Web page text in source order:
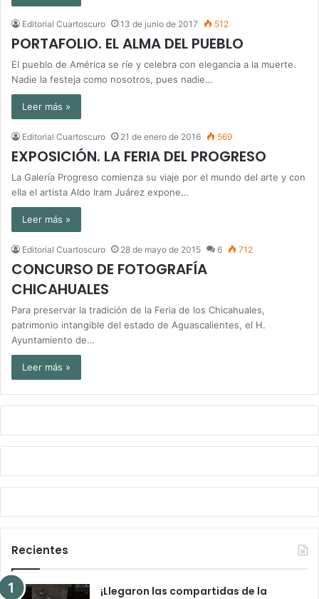
Editorial Cuartoscuro 13 de junio de 2017 512
PORTAFOLIO. EL ALMA DEL PUEBLO
El pueblo de América se ríe y celebra con elegancia a la muerte.
Nadie la festeja como nosotros, pues nadie…
Leer más »
Editorial Cuartoscuro 21 de enero de 2016 569
EXPOSICIÓN. LA FERIA DEL PROGRESO
La Galería Progreso comienza su viaje por el mundo del arte y con
ella el artista Aldo Iram Juárez expone…
Leer más »
Editorial Cuartoscuro 28 de mayo de 2015 6 712
CONCURSO DE FOTOGRAFÍA
CHICAHUALES
Para preservar la tradición de la Feria de los Chicahuales,
patrimonio intangible del estado de Aguascalientes, el H.
Ayuntamiento de…
Leer más »
Recientes
¡Llegaron las compartidas de la